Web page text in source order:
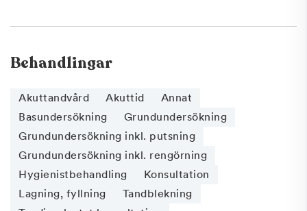
Behandlingar
Akuttandvård Akuttid
Annat
Basundersökning
Grundundersökning
Grundundersökning inkl. putsning
Grundundersökning inkl. rengörning
Hygienistbehandling
Konsultation
Lagning, fyllning
Tandblekning